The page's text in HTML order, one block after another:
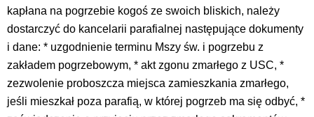
kapłana na pogrzebie kogoś ze swoich bliskich, należy
dostarczyć do kancelarii parafialnej następujące dokumenty
i dane: * uzgodnienie terminu Mszy św. i pogrzebu z
zakładem pogrzebowym, * akt zgonu zmarłego z USC, *
zezwolenie proboszcza miejsca zamieszkania zmarłego,
jeśli mieszkał poza parafią, w której pogrzeb ma się odbyć, *